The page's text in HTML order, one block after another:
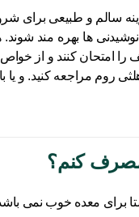
سالم و طبیعی برای
نوشیدنی‌ ها بهره ‌مند
امتحان کنند و از
روم مراجعه کنید. و یا
کنم؟
برای معده خوب نمی